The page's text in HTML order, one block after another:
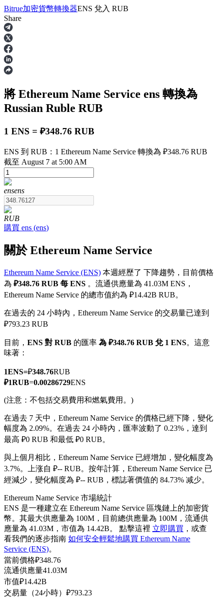
合約
USDT永續
幣本位永續
以數字貨幣為保證金的永續合約
TradFi
美股、外匯、貴金屬及大宗商品衍生性商品
多種以USDC結算的永續合約
跟單
與頂尖交易專家同行
Bitrue加密貨幣轉換器ENS 兌入 RUB
Share
將 Ethereum Name Service ens 轉換為
Russian Ruble RUB
1 ENS = ₽348.76 RUB
ENS 到 RUB：1 Ethereum Name Service 轉換為 ₽348.76 RUB
截至 August 7 at 5:00 AM
ensens
RUB
購買 ens (ens)
關於 Ethereum Name Service
Ethereum Name Service (ENS) 本週經歷了 下降趨勢，目前價格
為 ₽348.76 RUB 每 ENS 。流通供應量為 41.03M ENS，
Ethereum Name Service 的總市值約為 ₽14.42B RUB。
在過去的 24 小時內，Ethereum Name Service 的交易量已達到
₽793.23 RUB
目前， ENS 對 RUB 的匯率 為 ₽348.76 RUB 兌 1 ENS。這意
味著：
1ENS=₽348.76RUB
₽1RUB=0.00286729ENS
(注意：不包括交易費用和燃氣費用。)
在過去 7 天中，Ethereum Name Service 的價格已經下降，變化
幅度為 2.09%。 在過去 24 小時內，匯率波動了 0.23%，達到
最高 ₽0 RUB 和最低 ₽0 RUB。
與上個月相比，Ethereum Name Service 已經增加，變化幅度為
3.7%。上涨自 ₽-- RUB。 按年計算，Ethereum Name Service 已
經減少，變化幅度為 ₽-- RUB，標誌著價值的 84.73% 减少。
Ethereum Name Service 市場統計
ENS 是一種建立在 Ethereum Name Service 區塊鏈上的加密貨
幣。其最大供應量為 100M，目前總供應量為 100M，流通供
應量為 41.03M，市值為 14.42B。 點擊這裡 立即購買 ，或查
看我們的逐步指南 如何安全輕鬆地購買 Ethereum Name
Service (ENS)。
當前價格₽348.76
流通供應量41.03M
市值₽14.42B
交易量（24小時） ₽793.23